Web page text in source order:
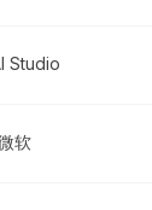
Studio
软